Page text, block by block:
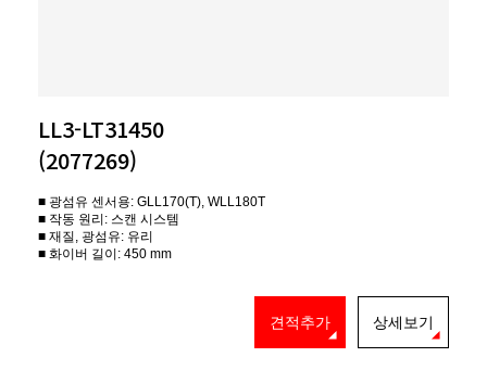
LL3-LT31450
(2077269)
■ 광섬유 센서용: GLL170(T), WLL180T
■ 작동 원리: 스캔 시스템
■ 재질, 광섬유: 유리
■ 화이버 길이: 450 mm
견적추가 상세보기